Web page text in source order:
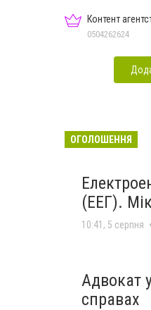
Контент
0504262624
ОГОЛОШЕННЯ
(ЕЕГ).
10:41, 5 серпня
Адвокат
справах